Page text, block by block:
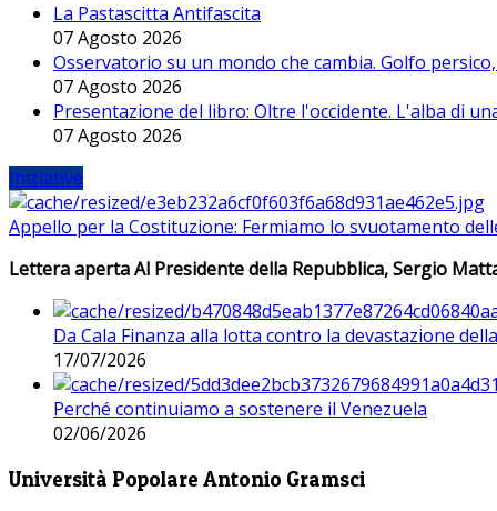
La Pastascitta Antifascita
07 Agosto 2026
Osservatorio su un mondo che cambia. Golfo
07 Agosto 2026
Presentazione del libro: Oltre l'occidente. L'alba di
07 Agosto 2026
Iniziative
Appello per la Costituzione: Fermiamo lo svuotamento
Lettera aperta Al Presidente della Repubblica, Sergio
Da Cala Finanza alla lotta contro la devastazione
17/07/2026
Perché continuiamo a sostenere il Venezuela
02/06/2026
Università Popolare Antonio Gramsci